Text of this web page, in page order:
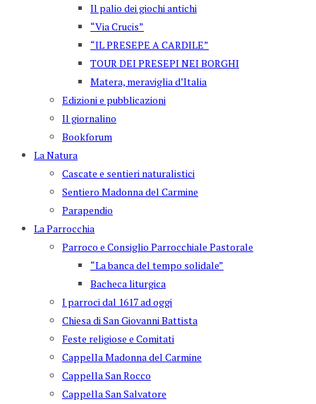
Il palio dei giochi antichi
“Via Crucis”
“IL PRESEPE A CARDILE”
TOUR DEI PRESEPI NEI BORGHI
Matera, meraviglia d’Italia
Edizioni e pubblicazioni
Il giornalino
Bookforum
La Natura
Cascate e sentieri naturalistici
Sentiero Madonna del Carmine
Parapendio
La Parrocchia
Parroco e Consiglio Parrocchiale Pastorale
“La banca del tempo solidale”
Bacheca liturgica
I parroci dal 1617 ad oggi
Chiesa di San Giovanni Battista
Feste religiose e Comitati
Cappella Madonna del Carmine
Cappella San Rocco
Cappella San Salvatore